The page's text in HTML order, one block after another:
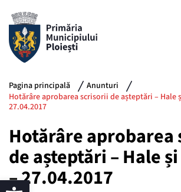
Pagina principală
Anunturi
Hotărâre aprobarea scrisorii de așteptări – Hale
27.04.2017
Hotărâre aprobarea
de așteptări – Hale
– 27.04.2017